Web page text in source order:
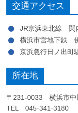
交通アクセス
JR京浜東北線 関
横浜市営地下鉄
京浜急行日ノ出
所在地
〒231-0033 横浜市中
TEL 045-341-3180